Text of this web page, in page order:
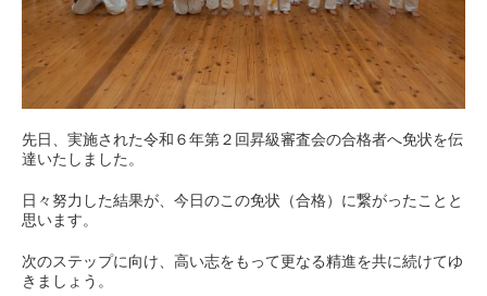
先日、実施された令和６年第２回昇級審査会の合格者へ免状を伝
達いたしました。
日々努力した結果が、今日のこの免状（合格）に繋がったことと
思います。
次のステップに向け、高い志をもって更なる精進を共に続けてゆ
きましょう。